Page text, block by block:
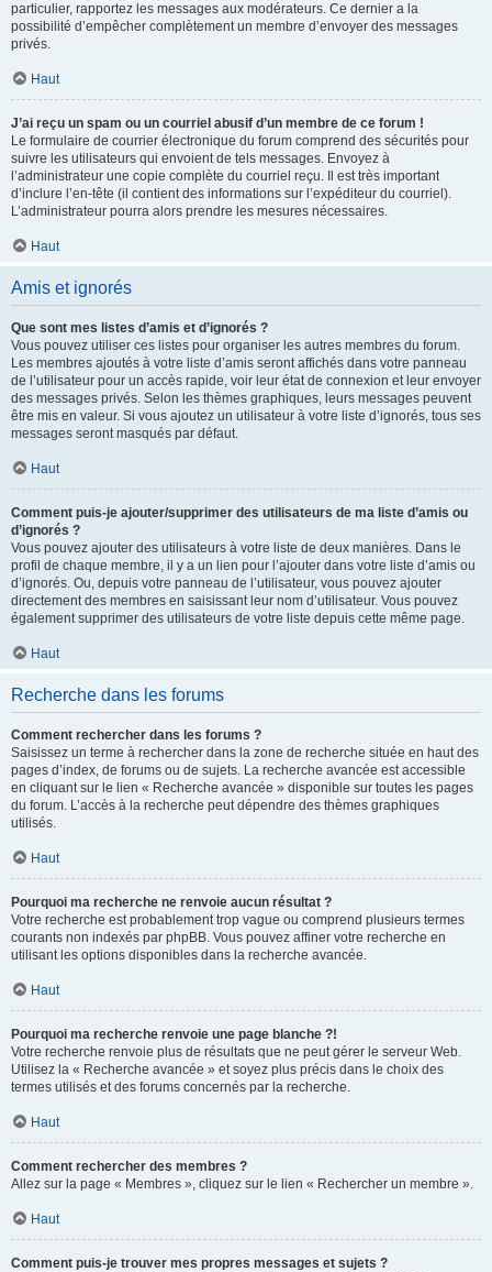
particulier, rapportez les messages aux modérateurs. Ce dernier a la
possibilité d’empêcher complètement un membre d’envoyer des messages
privés.
Haut
J’ai reçu un spam ou un courriel abusif d’un membre de ce forum !
Le formulaire de courrier électronique du forum comprend des sécurités pour
suivre les utilisateurs qui envoient de tels messages. Envoyez à
l’administrateur une copie complète du courriel reçu. Il est très important
d’inclure l’en-tête (il contient des informations sur l’expéditeur du courriel).
L’administrateur pourra alors prendre les mesures nécessaires.
Haut
Amis et ignorés
Que sont mes listes d’amis et d’ignorés ?
Vous pouvez utiliser ces listes pour organiser les autres membres du forum.
Les membres ajoutés à votre liste d’amis seront affichés dans votre panneau
de l’utilisateur pour un accès rapide, voir leur état de connexion et leur envoyer
des messages privés. Selon les thèmes graphiques, leurs messages peuvent
être mis en valeur. Si vous ajoutez un utilisateur à votre liste d’ignorés, tous ses
messages seront masqués par défaut.
Haut
Comment puis-je ajouter/supprimer des utilisateurs de ma liste d’amis ou
d’ignorés ?
Vous pouvez ajouter des utilisateurs à votre liste de deux manières. Dans le
profil de chaque membre, il y a un lien pour l’ajouter dans votre liste d’amis ou
d’ignorés. Ou, depuis votre panneau de l’utilisateur, vous pouvez ajouter
directement des membres en saisissant leur nom d’utilisateur. Vous pouvez
également supprimer des utilisateurs de votre liste depuis cette même page.
Haut
Recherche dans les forums
Comment rechercher dans les forums ?
Saisissez un terme à rechercher dans la zone de recherche située en haut des
pages d’index, de forums ou de sujets. La recherche avancée est accessible
en cliquant sur le lien « Recherche avancée » disponible sur toutes les pages
du forum. L’accès à la recherche peut dépendre des thèmes graphiques
utilisés.
Haut
Pourquoi ma recherche ne renvoie aucun résultat ?
Votre recherche est probablement trop vague ou comprend plusieurs termes
courants non indexés par phpBB. Vous pouvez affiner votre recherche en
utilisant les options disponibles dans la recherche avancée.
Haut
Pourquoi ma recherche renvoie une page blanche ?!
Votre recherche renvoie plus de résultats que ne peut gérer le serveur Web.
Utilisez la « Recherche avancée » et soyez plus précis dans le choix des
termes utilisés et des forums concernés par la recherche.
Haut
Comment rechercher des membres ?
Allez sur la page « Membres », cliquez sur le lien « Rechercher un membre ».
Haut
Comment puis-je trouver mes propres messages et sujets ?